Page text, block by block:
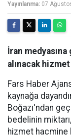
Yayınlanma: 07
İran
alınacak
Fars Haber
kaynağa
Boğazı'ndan
bedelinin
hizmet hacmine